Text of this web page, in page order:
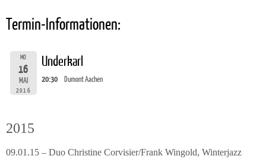
Termin-Informationen:
MO
16
MAI
2016
Underkarl
20:30 Dumont Aachen
2015
09.01.15 – Duo Christine Corvisier/Frank Wingold, Winterjazz